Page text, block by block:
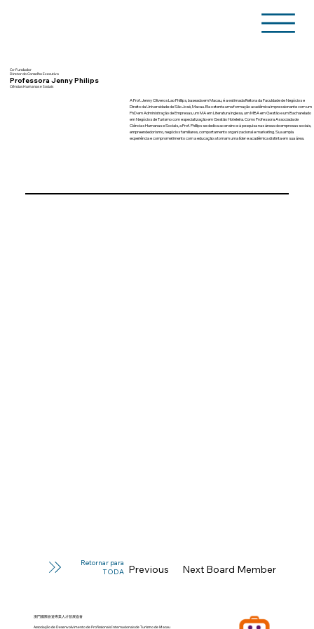
Co-Fundador
Diretor do Conselho Executivo
Professora Jenny Philips
Ciências Humanas e Sociais
A Prof. Jenny Oliveros Lao Phillips, baseada em Macau, é a estimada Reitora da Faculdade de Negócios e
Direito da Universidade de São José, Macau. Ela ostenta uma formação acadêmica impressionante com um
PhD em Administração de Empresas, um MA em Literatura Inglesa, um MBA em Gestão e um Bacharelado
em Negócios de Turismo com especialização em Gestão Hoteleira. Como Professora Associada de
Ciências Humanas e Sociais, a Prof. Phillips se dedica ao ensino e à pesquisa nas áreas de empresas sociais,
empreendedorismo, negócios familiares, comportamento organizacional e marketing. Sua ampla
experiência e comprometimento com a educação a tornam uma líder e acadêmica distinta em sua área.
Retornar para
TODA
Previous Board Member
Next Board Member
澳門國際旅遊專業人才發展協會
Associação de Desenvolvimento de Profissionais Internacionais de Turismo de Macau